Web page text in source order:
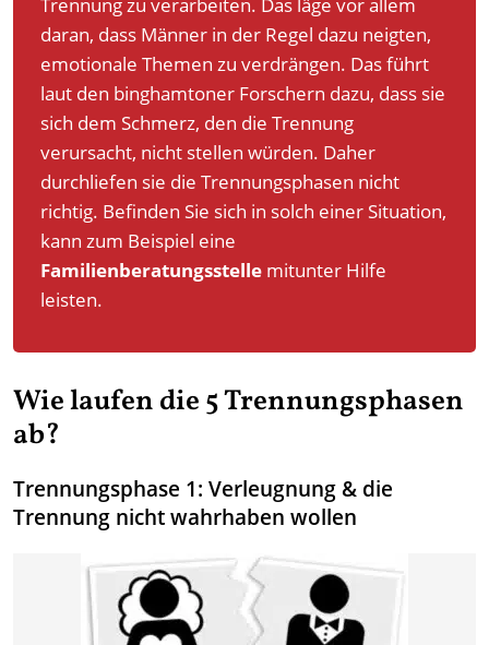
daran, dass Männer in der Regel dazu neigten,
emotionale Themen zu verdrängen. Das führt
laut den binghamtoner Forschern dazu, dass sie
sich dem Schmerz, den die Trennung
verursacht, nicht stellen würden. Daher
durchliefen sie die Trennungsphasen nicht
richtig. Befinden Sie sich in solch einer Situation,
kann zum Beispiel eine
Familienberatungsstelle mitunter Hilfe
leisten.
Wie laufen die 5 Trennungsphasen
ab?
Trennungsphase 1: Verleugnung & die
Trennung nicht wahrhaben wollen